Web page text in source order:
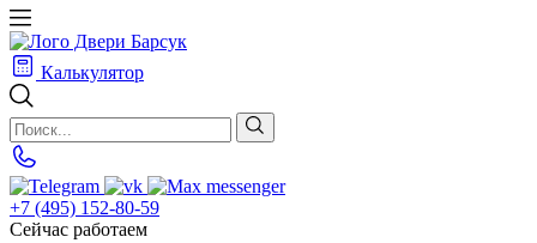
Калькулятор
+7 (495) 152-80-59
Сейчас работаем